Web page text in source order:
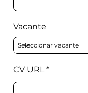
Vacante
CV URL